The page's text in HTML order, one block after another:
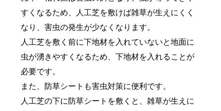
すくなるため、人工芝を敷けば雑草が生えにくく
なり、害虫の発生が少なくなります。
人工芝を敷く前に下地材を入れていないと地面に
虫が湧きやすくなるため、下地材を入れることが
必要です。
また、防草シートも害虫対策に便利です。
人工芝の下に防草シートを敷くと、雑草が生えに